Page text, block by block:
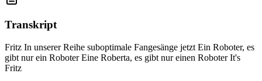
Transkript
Fritz In unserer Reihe suboptimale Fangesänge jetzt Ein Roboter, es
gibt nur ein Roboter Eine Roberta, es gibt nur einen Roboter It's
Fritz